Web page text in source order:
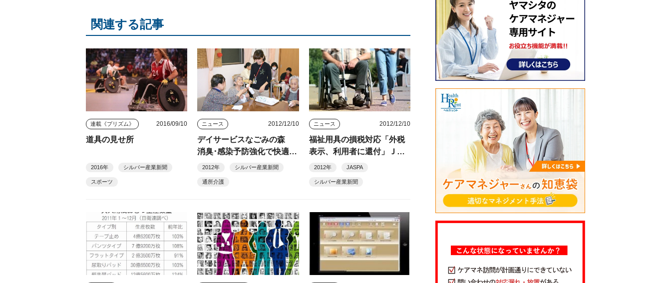
関連する記事
連載《プリズム》 2016/09/10
道具の見せ所
2016年 シルバー産業新聞
スポーツ
ニュース 2012/12/10
デイサービスなごみの森
消臭･感染予防強化で快適空
間2012年 シルバー産業新聞
通所介護
ニュース 2012/12/10
福祉用具の損税対応「外税
表示、利用者に還付」ＪＡ
ＳＰＡなど
2012年 JASPA
シルバー産業新聞